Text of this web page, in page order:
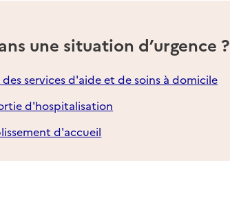
(aide)
une situation d’urgence ?
services d'aide et de soins à domicile
d'hospitalisation
d'accueil